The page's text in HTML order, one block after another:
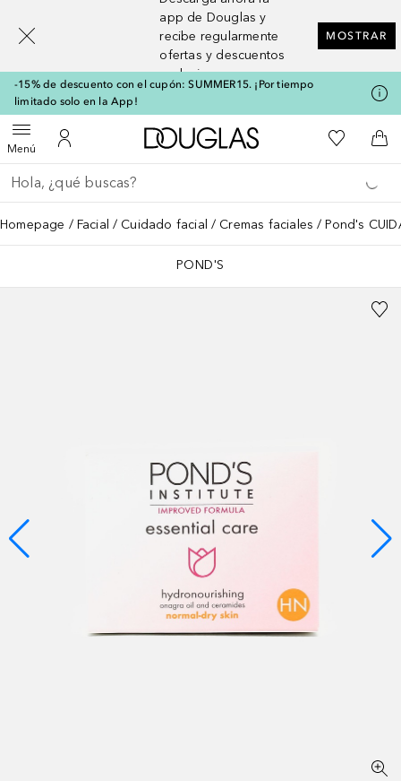
app de Douglas y
recibe regularmente
ofertas y descuentos
exclusivos
MOSTRAR
-15% de descuento con el cupón: SUMMER15. ¡Por tiempo
limitado solo en la App!
MenúAbrir menúMi cuenta
A Douglas HomeMi lista de
A
Regresar
Ejecutar búsqueda
Homepage Facial Cuidado facial Cremas faciales Pond's
POND'S
[navigation.slideout.screenreader]